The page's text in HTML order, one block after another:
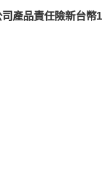
產品責任險新台幣1